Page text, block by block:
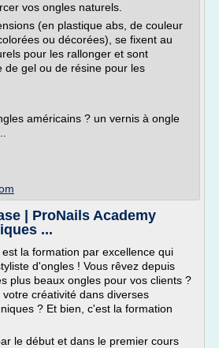
vos ongles naturels.
(en plastique abs, de couleur
ou décorées), se fixent au
pour les rallonger et sont
de gel ou de résine pour les
américains ? un vernis à ongle
| ProNails Academy
...
la formation par excellence qui
d'ongles ! Vous rêvez depuis
plus beaux ongles pour vos clients ?
créativité dans diverses
? Et bien, c'est la formation
le début et dans le premier cours